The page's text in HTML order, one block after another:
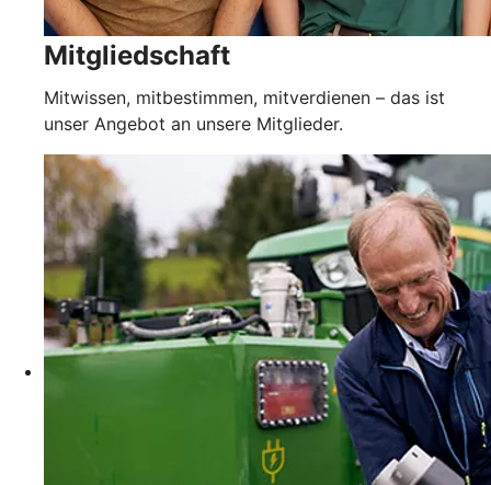
Mitgliedschaft
Mitwissen, mitbestimmen, mitverdienen – das ist
unser Angebot an unsere Mitglieder.